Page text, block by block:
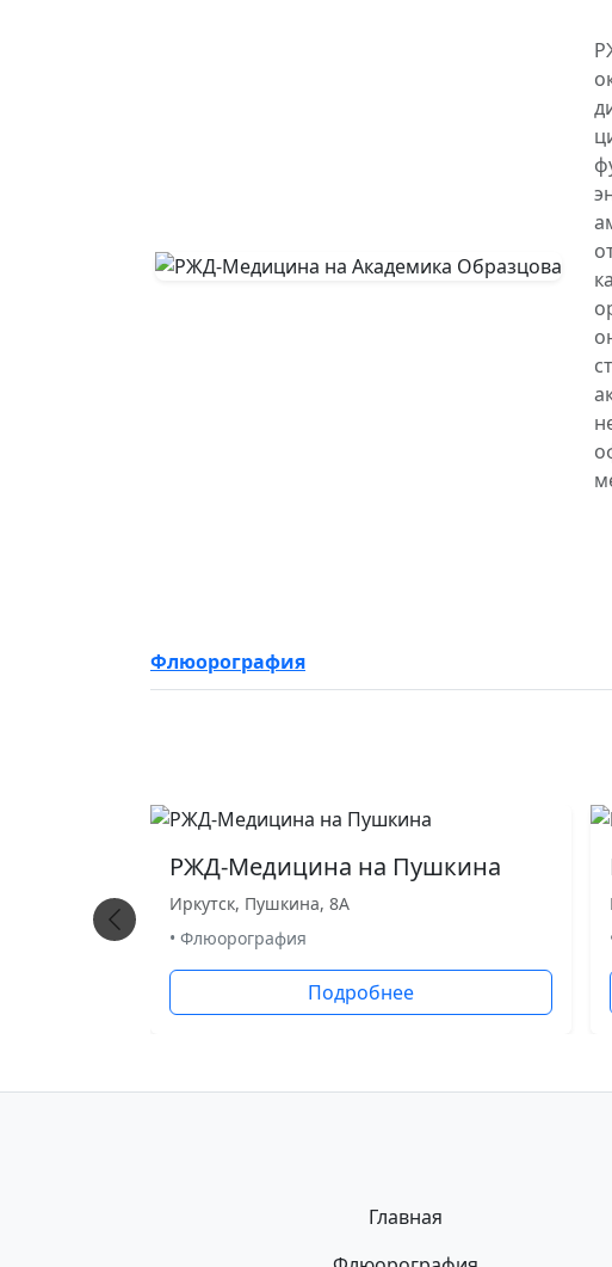
Флюорография
РЖД-Медицина на Пушкина
Иркутск, Пушкина, 8А
• Флюорография
Подробнее
Главная